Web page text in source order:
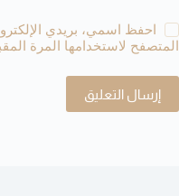
احفظ اسمي، بريدي
المتصفح لاستخدامها المرة
إرسال التعليق